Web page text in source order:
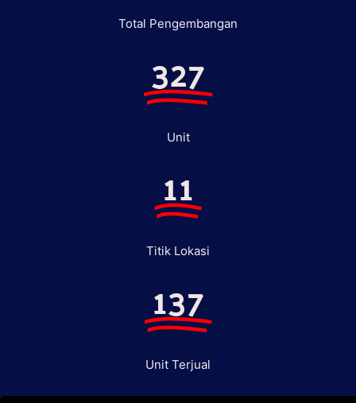
Total Pengembangan
327
Unit
11
Titik Lokasi
137
Unit Terjual